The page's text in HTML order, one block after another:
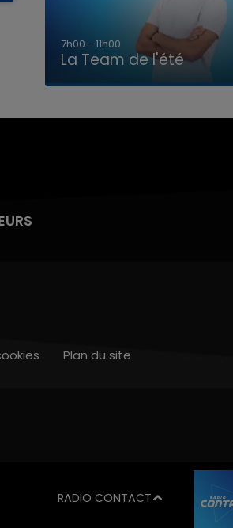
7h00 - 11h00
La Team de l'été
RADIO CONTACT
Plan du site